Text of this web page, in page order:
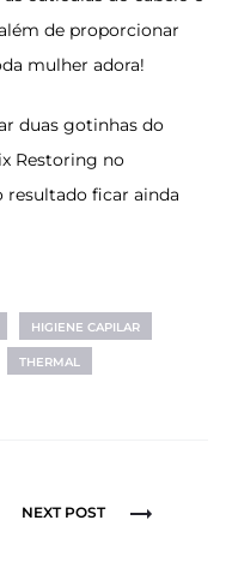
de proporcionar
mulher adora!
duas gotinhas do
Restoring no
resultado ficar ainda
HIGIENE CAPILAR
THERMAL
NEXT POST